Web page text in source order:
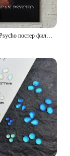
A-American P-Psycho постер фильма самоклеящаяся художественная водостойкая бумажная наклейка кофейня бар комната Настенный декор